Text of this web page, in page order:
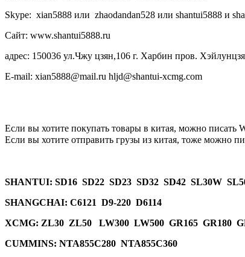
Skype: xian5888 или zhaodandan528 или shantui5888 и
Сайт: www.shantui5888.ru
адрес: 150036 ул.Чжу цзян,106 г. Харбин пров.
E-mail: xian5888@mail.ru hljd@shantui-xcmg.com
Если вы хотите покупать товары в китая, можно писать
Если вы хотите отправить грузы из китая, тоже можно
SHANTUI: SD16 SD22 SD23 SD32 SD42 SL30W
SHANGCHAI: C6121 D9-220 D6114
XCMG: ZL30 ZL50 LW300 LW500 GR165 GR180
CUMMINS: NTA855C280 NTA855C360